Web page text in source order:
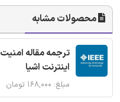
محصولات مشابه
اینترنت اشیا
مبلغ: ۱۶۸,۰۰۰ تومان